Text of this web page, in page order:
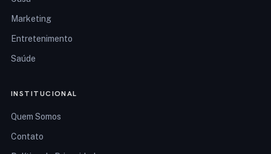
Marketing
Entretenimento
Saúde
INSTITUCIONAL
Quem Somos
Contato